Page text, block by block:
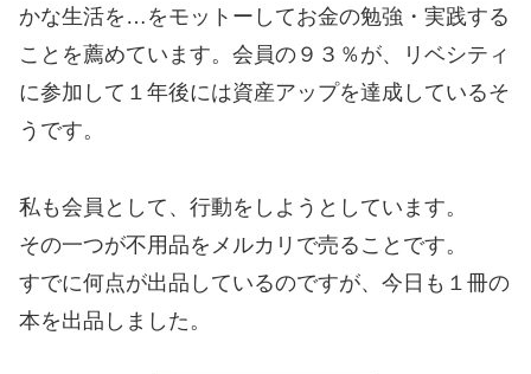
かな生活を…をモットーしてお金の勉強・実践する
ことを薦めています。会員の９３％が、リベシティ
に参加して１年後には資産アップを達成しているそ
うです。
私も会員として、行動をしようとしています。
その一つが不用品をメルカリで売ることです。
すでに何点が出品しているのですが、今日も１冊の
本を出品しました。